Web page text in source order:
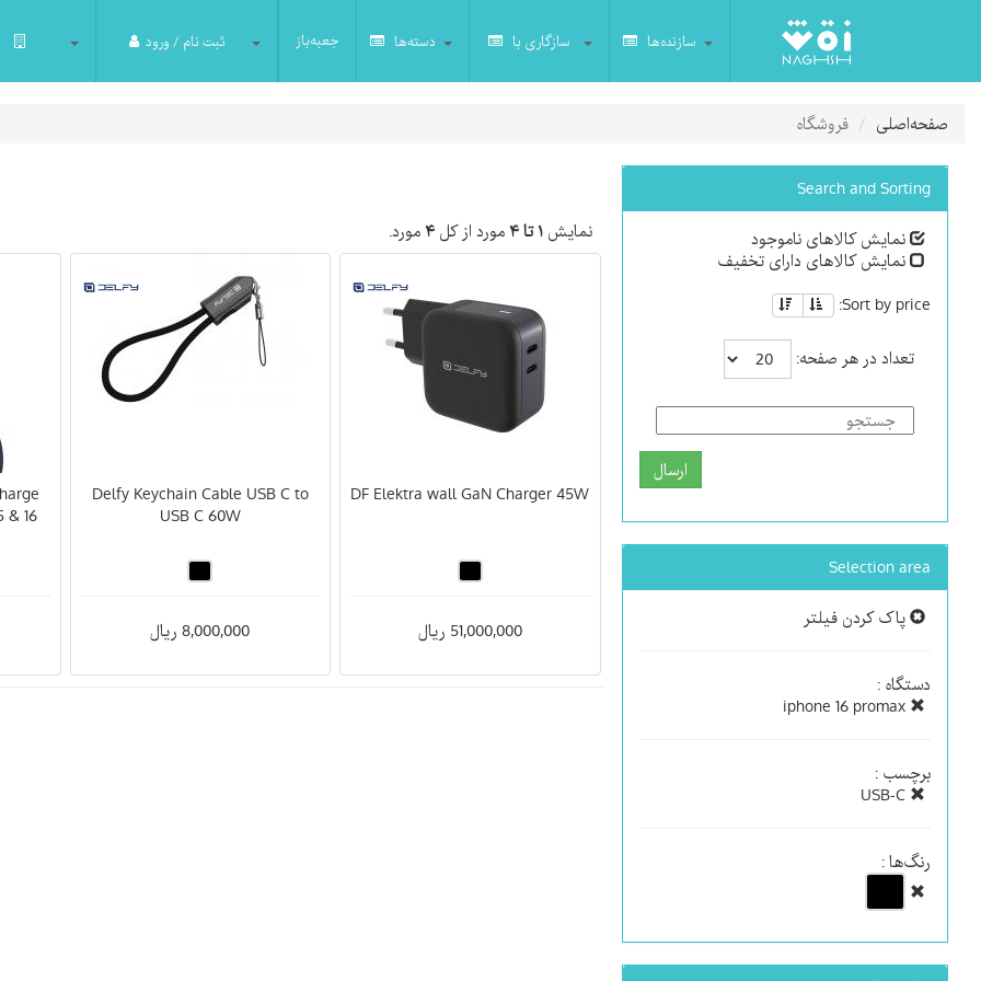
سازنده‌ها سازگاری با دسته‌ها جعبه‌باز ثبت نام / ورود
صفحه‌اصلی فروشگاه
Search and Sorting
نمایش کالاهای ناموجود
نمایش کالاهای دارای تخفیف
Sort by price:
تعداد در هر صفحه:
ارسال
Selection area
پاک کردن فیلتر
دستگاه :
برچسب :
رنگ‌ها :
نمایش۱ تا ۴ مورد از کل۴ مورد.
DF Elektra wall GaN Charger 45W
51,000,000 ریال
Delfy Keychain Cable USB C to
USB C 60W
8,000,000 ریال
& 16